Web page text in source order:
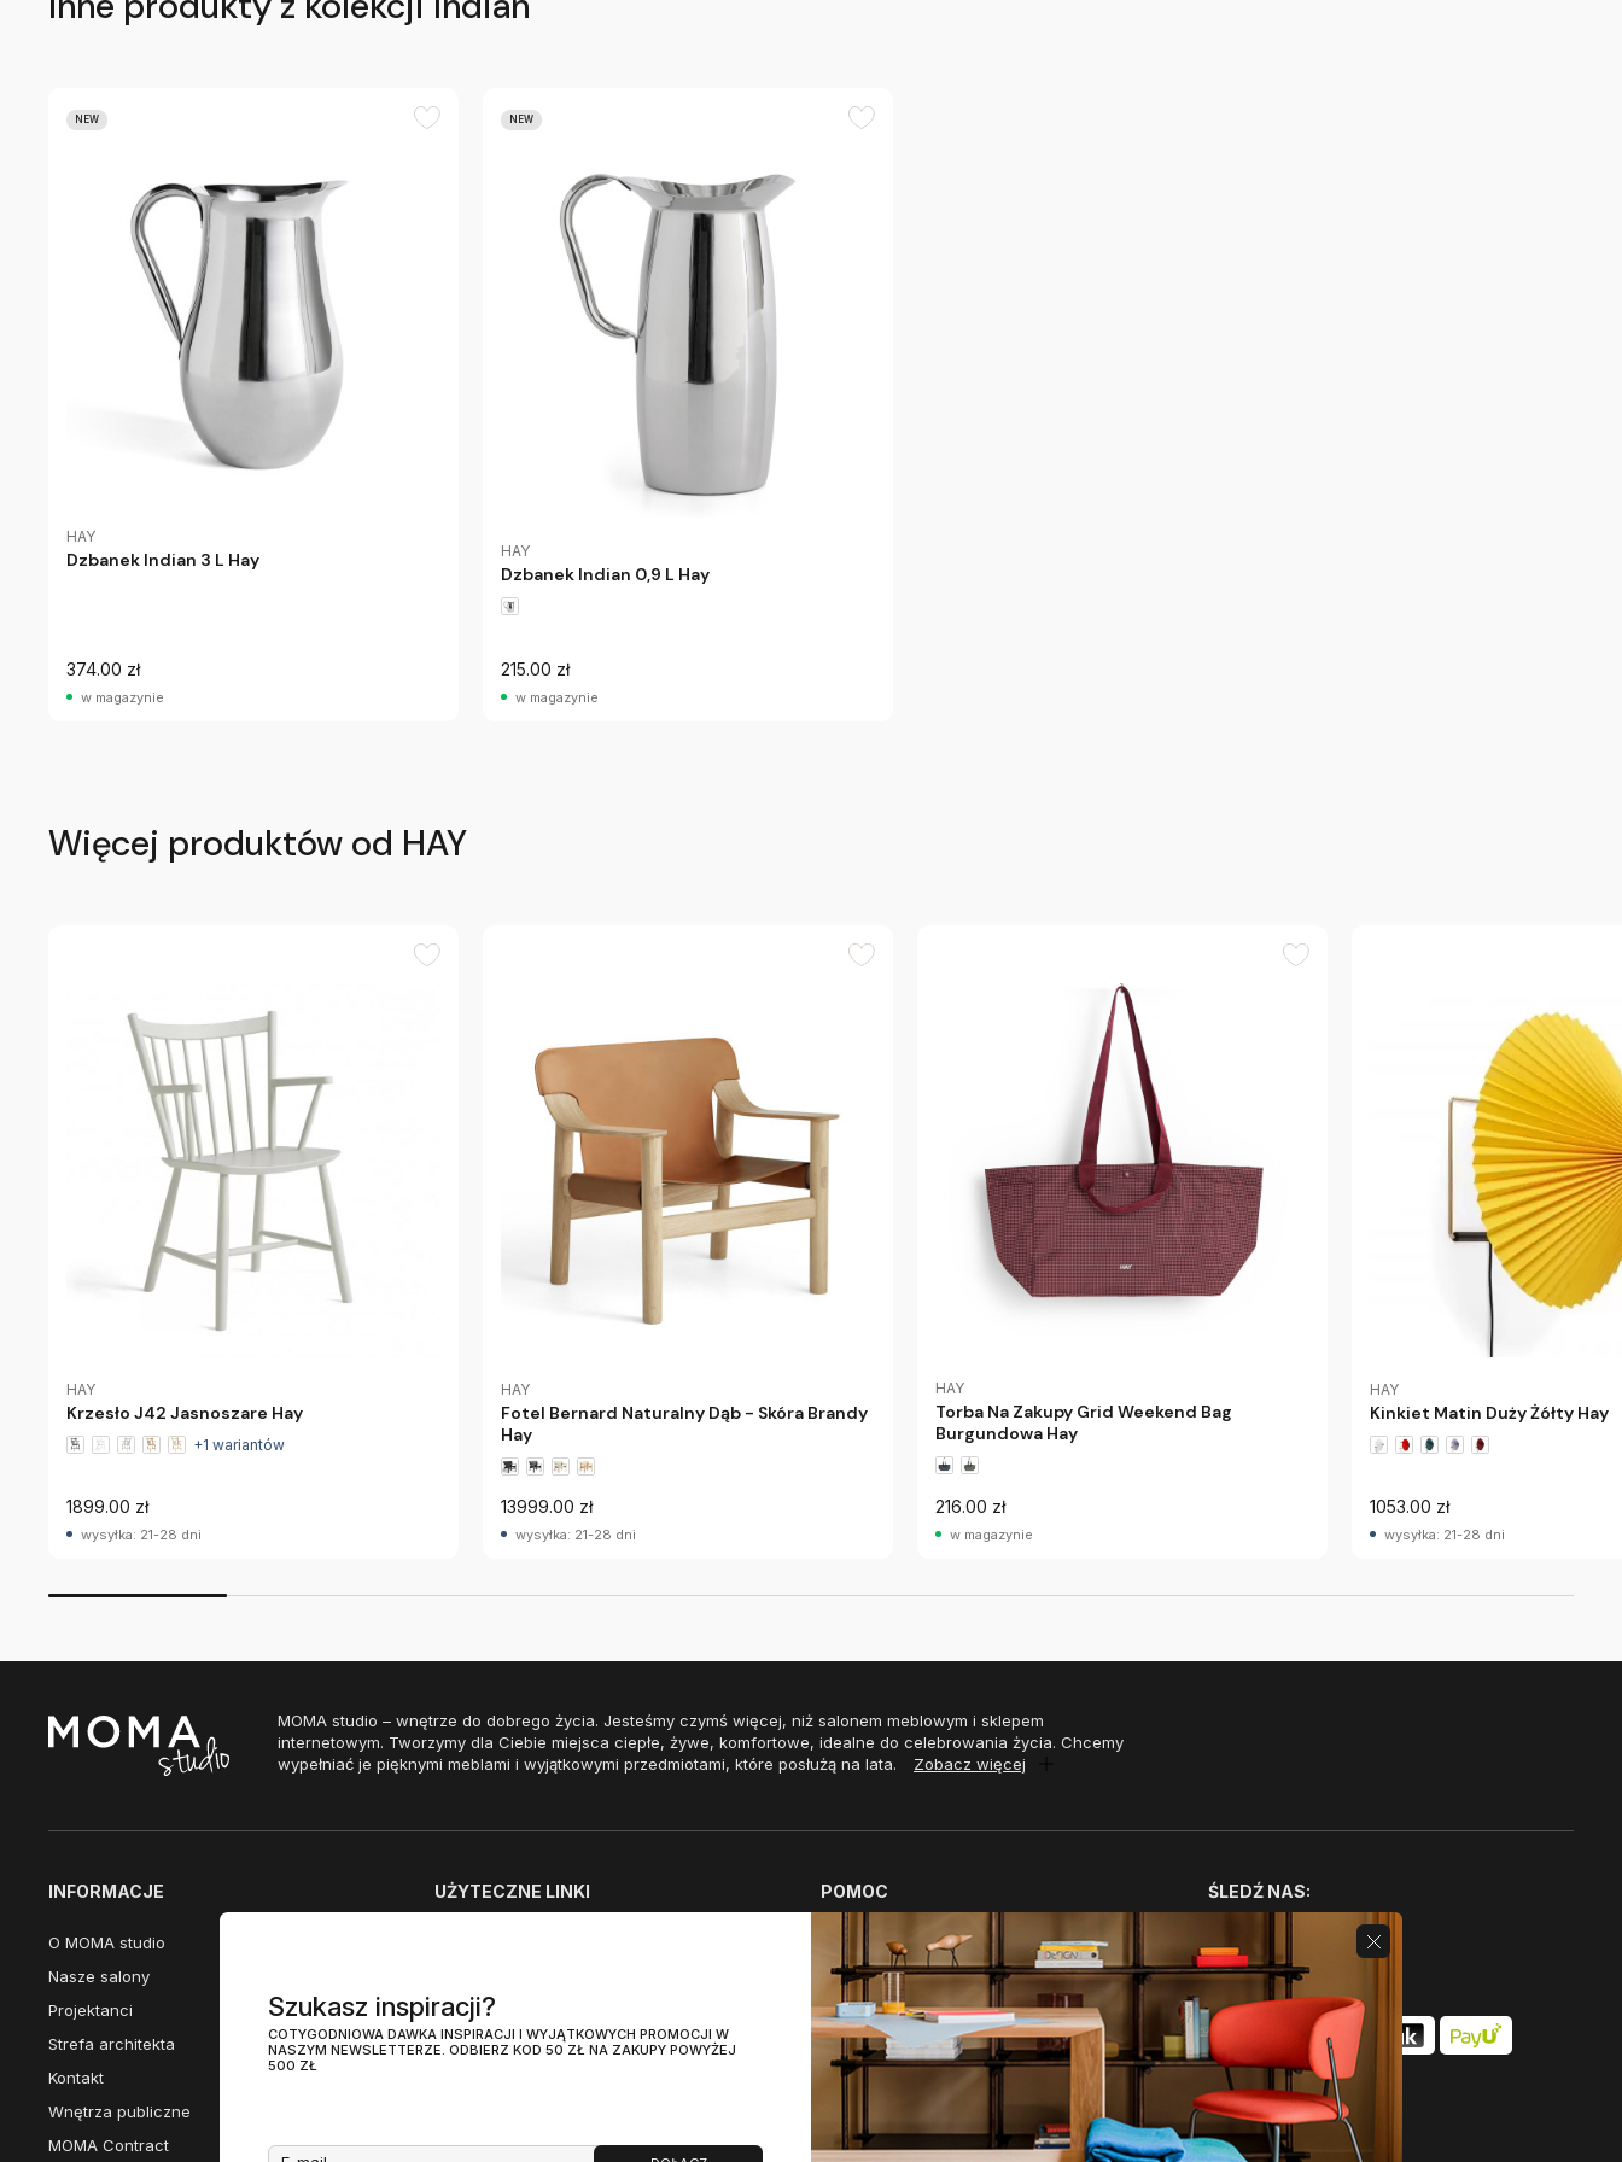
NEW
HAY
Dzbanek Indian 3 L Hay
374.00 zł
w magazynie
NEW
HAY
Dzbanek Indian 0,9 L Hay
215.00 zł
w magazynie
Więcej produktów od HAY
HAY
Krzesło J42 Jasnoszare Hay
+1 wariantów
1899.00 zł
wysyłka: 21-28 dni
HAY
Fotel Bernard Naturalny Dąb - Skóra Brandy
Hay
13999.00 zł
wysyłka: 21-28 dni
HAY
Torba Na Zakupy Grid Weekend Bag
Burgundowa Hay
216.00 zł
w magazynie
HAY
Kinkiet Matin Duży Żółty Hay
1053.00 zł
wysyłka: 21-28 dni
MOMA studio – wnętrze do dobrego życia. Jesteśmy czymś więcej, niż salonem meblowym i sklepem
internetowym. Tworzymy dla Ciebie miejsca ciepłe, żywe, komfortowe, idealne do celebrowania życia. Chcemy
wypełniać je pięknymi meblami i wyjątkowymi przedmiotami, które posłużą na lata.
Zobacz więcej
INFORMACJE
O MOMA studio
Nasze salony
Projektanci
Strefa architekta
Kontakt
Wnętrza publiczne
MOMA Contract
UŻYTECZNE LINKI
Promocje ekspozycyjne
Nasze katalogi
MOMA studio x AUPING
POMOC
Płatności
Koszty dostawy
Zwrot zamówienia
Polityka zwrotów
Praca w MOMA Studio
ŚLEDŹ NAS:
Szukasz inspiracji?
COTYGODNIOWA DAWKA INSPIRACJI I WYJĄTKOWYCH PROMOCJI W
NASZYM NEWSLETTERZE. ODBIERZ KOD 50 ZŁ NA ZAKUPY POWYŻEJ
500 ZŁ